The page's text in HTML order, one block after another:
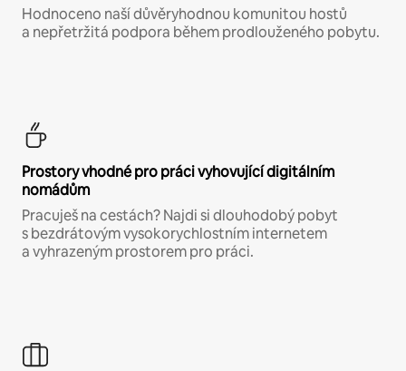
Hodnoceno naší důvěryhodnou komunitou hostů
a nepřetržitá podpora během prodlouženého pobytu.
Prostory vhodné pro práci vyhovující digitálním
nomádům
Pracuješ na cestách? Najdi si dlouhodobý pobyt
s bezdrátovým vysokorychlostním internetem
a vyhrazeným prostorem pro práci.